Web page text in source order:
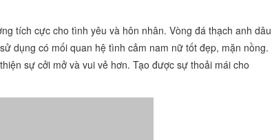
tích cực cho tình yêu và hôn nhân. Vòng đá thạch anh dâu
dụng có mối quan hệ tình cảm nam nữ tốt đẹp, mặn nồng.
sự cởi mở và vui vẻ hơn. Tạo được sự thoải mái cho